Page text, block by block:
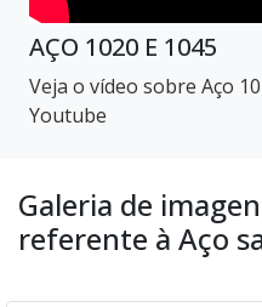
AÇO 1020 E 1045
Veja o vídeo sobre Aço
Youtube
Galeria de
referente à Aço